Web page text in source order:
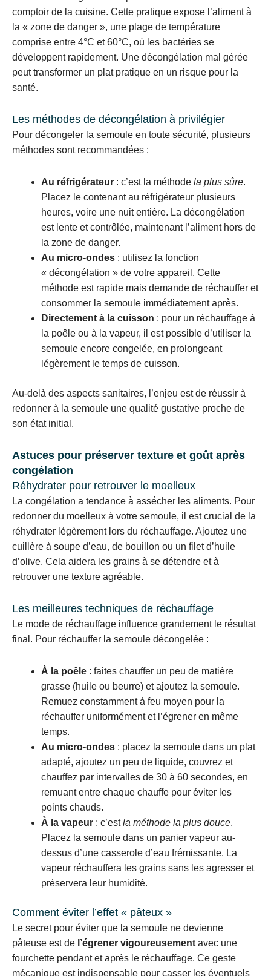
comptoir de la cuisine. Cette pratique expose l’aliment à
la « zone de danger », une plage de température
comprise entre 4°C et 60°C, où les bactéries se
développent rapidement. Une décongélation mal gérée
peut transformer un plat pratique en un risque pour la
santé.
Les méthodes de décongélation à privilégier
Pour décongeler la semoule en toute sécurité, plusieurs
méthodes sont recommandées :
Au réfrigérateur : c’est la méthode la plus sûre.
Placez le contenant au réfrigérateur plusieurs
heures, voire une nuit entière. La décongélation
est lente et contrôlée, maintenant l’aliment hors de
la zone de danger.
Au micro-ondes : utilisez la fonction
« décongélation » de votre appareil. Cette
méthode est rapide mais demande de réchauffer et
consommer la semoule immédiatement après.
Directement à la cuisson : pour un réchauffage à
la poêle ou à la vapeur, il est possible d’utiliser la
semoule encore congelée, en prolongeant
légèrement le temps de cuisson.
Au-delà des aspects sanitaires, l’enjeu est de réussir à
redonner à la semoule une qualité gustative proche de
son état initial.
Astuces pour préserver texture et goût après
congélation
Réhydrater pour retrouver le moelleux
La congélation a tendance à assécher les aliments. Pour
redonner du moelleux à votre semoule, il est crucial de la
réhydrater légèrement lors du réchauffage. Ajoutez une
cuillère à soupe d’eau, de bouillon ou un filet d’huile
d’olive. Cela aidera les grains à se détendre et à
retrouver une texture agréable.
Les meilleures techniques de réchauffage
Le mode de réchauffage influence grandement le résultat
final. Pour réchauffer la semoule décongelée :
À la poêle : faites chauffer un peu de matière
grasse (huile ou beurre) et ajoutez la semoule.
Remuez constamment à feu moyen pour la
réchauffer uniformément et l’égrener en même
temps.
Au micro-ondes : placez la semoule dans un plat
adapté, ajoutez un peu de liquide, couvrez et
chauffez par intervalles de 30 à 60 secondes, en
remuant entre chaque chauffe pour éviter les
points chauds.
À la vapeur : c’estla méthode la plus douce.
Placez la semoule dans un panier vapeur au-
dessus d’une casserole d’eau frémissante. La
vapeur réchauffera les grains sans les agresser et
préservera leur humidité.
Comment éviter l’effet « pâteux »
Le secret pour éviter que la semoule ne devienne
pâteuse est de l’égrener vigoureusement avec une
fourchette pendant et après le réchauffage. Ce geste
mécanique est indispensable pour casser les éventuels